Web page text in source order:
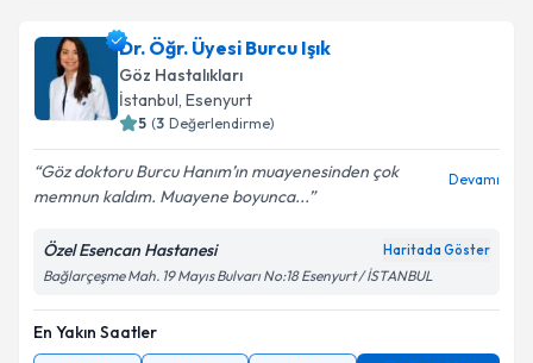
Dr. Öğr. Üyesi Burcu Işık
Göz Hastalıkları
İstanbul, Esenyurt
5 (3 Değerlendirme)
Göz doktoru Burcu Hanım’ın muayenesinden çok
memnun kaldım. Muayene boyunca...
Devamı
Özel Esencan Hastanesi Haritada Göster
Bağlarçeşme Mah. 19 Mayıs Bulvarı No:18 Esenyurt / İSTANBUL
En Yakın Saatler